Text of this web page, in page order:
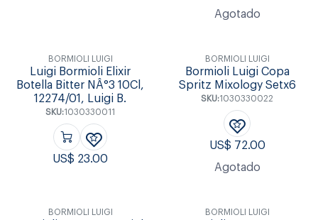
Agotado
BORMIOLI LUIGI
Luigi Bormioli Elixir
Botella Bitter NÂ°3 10Cl,
12274/01, Luigi B.
SKU:1030330011
US$ 23.00
BORMIOLI LUIGI
Bormioli Luigi Copa
Spritz Mixology Setx6
SKU:1030330022
US$ 72.00
Agotado
BORMIOLI LUIGI BORMIOLI LUIGI